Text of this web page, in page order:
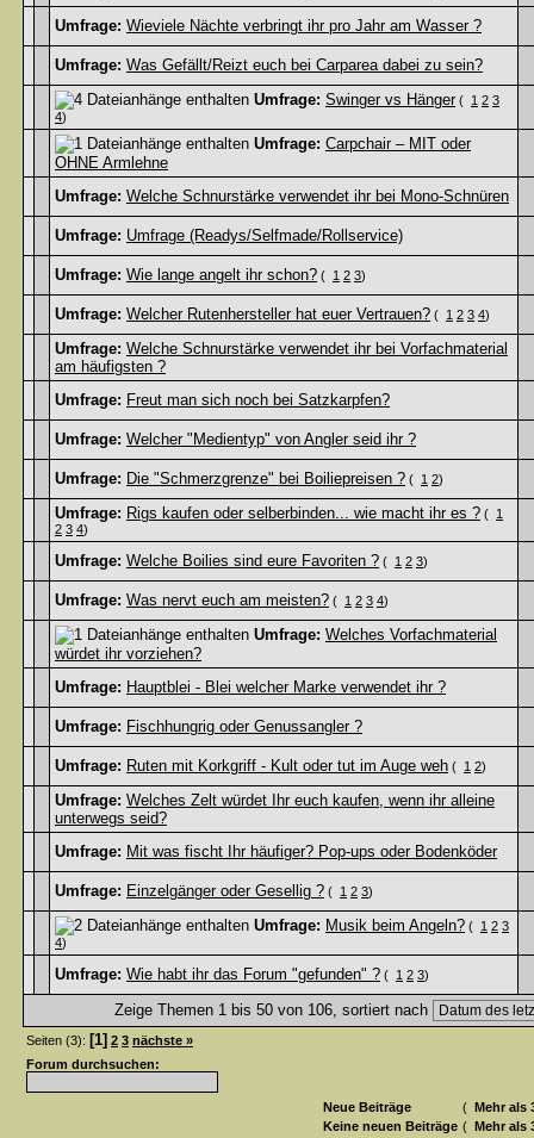
Umfrage: Wieviele Nächte verbringt ihr pro Jahr am Wasser ?
Umfrage: Was Gefällt/Reizt euch bei Carparea dabei zu sein?
Umfrage: Swinger vs Hänger ( 1 2 3
4)
Umfrage: Carpchair – MIT oder
OHNE Armlehne
Umfrage: Welche Schnurstärke verwendet ihr bei Mono-Schnüren
Umfrage: Umfrage (Readys/Selfmade/Rollservice)
Umfrage: Wie lange angelt ihr schon? ( 1 2 3)
Umfrage: Welcher Rutenhersteller hat euer Vertrauen? ( 1 2 3 4)
Umfrage: Welche Schnurstärke verwendet ihr bei Vorfachmaterial
am häufigsten ?
Umfrage: Freut man sich noch bei Satzkarpfen?
Umfrage: Welcher "Medientyp" von Angler seid ihr ?
Umfrage: Die "Schmerzgrenze" bei Boiliepreisen ? ( 1 2)
Umfrage: Rigs kaufen oder selberbinden... wie macht ihr es ? ( 1
2 3 4)
Umfrage: Welche Boilies sind eure Favoriten ? ( 1 2 3)
Umfrage: Was nervt euch am meisten? ( 1 2 3 4)
Umfrage: Welches Vorfachmaterial
würdet ihr vorziehen?
Umfrage: Hauptblei - Blei welcher Marke verwendet ihr ?
Umfrage: Fischhungrig oder Genussangler ?
Umfrage: Ruten mit Korkgriff - Kult oder tut im Auge weh ( 1 2)
Umfrage: Welches Zelt würdet Ihr euch kaufen, wenn ihr alleine
unterwegs seid?
Umfrage: Mit was fischt Ihr häufiger? Pop-ups oder Bodenköder
Umfrage: Einzelgänger oder Gesellig ? ( 1 2 3)
Umfrage: Musik beim Angeln? ( 1 2 3
4)
Umfrage: Wie habt ihr das Forum "gefunden" ? ( 1 2 3)
Zeige Themen 1 bis 50 von 106, sortiert nach
Seiten (3): [1] 2 3 nächste »
Forum durchsuchen:
Neue Beiträge ( Mehr als
Keine neuen Beiträge ( Mehr als